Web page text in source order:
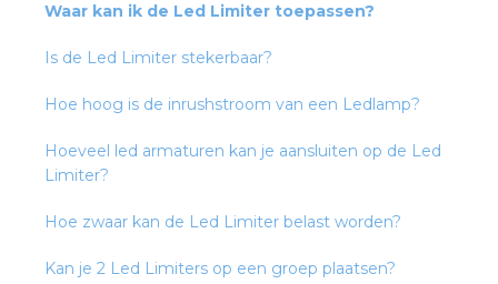
Waar kan ik de Led Limiter toepassen?
Is de Led Limiter stekerbaar?
Hoe hoog is de inrushstroom van een Ledlamp?
Hoeveel led armaturen kan je aansluiten op de Led
Limiter?
Hoe zwaar kan de Led Limiter belast worden?
Kan je 2 Led Limiters op een groep plaatsen?